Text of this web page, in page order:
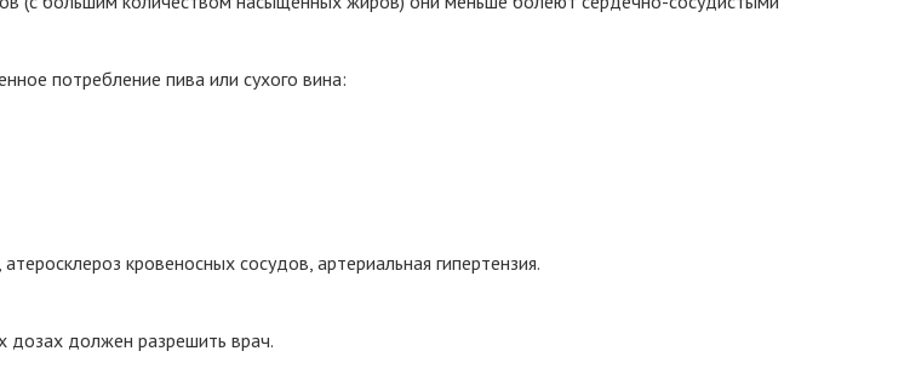
потребление пива или сухого вина:
кровеносных сосудов, артериальная гипертензия.
дозах должен разрешить врач.